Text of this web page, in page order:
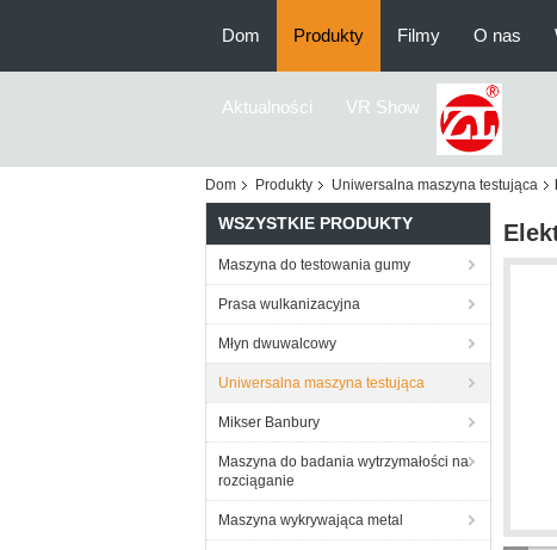
Dom Produkty Filmy O nas
Aktualności VR Show
Dom Produkty Uniwersalna maszyna testująca
WSZYSTKIE PRODUKTY
Maszyna do testowania gumy
Prasa wulkanizacyjna
Młyn dwuwalcowy
Uniwersalna maszyna testująca
Mikser Banbury
Maszyna do badania wytrzymałości na
rozciąganie
Maszyna wykrywająca metal